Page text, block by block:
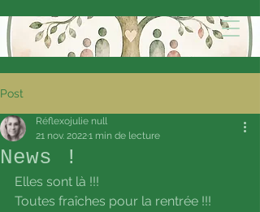
Post
News !
Réflexojulie null
21 nov. 20221 min de lecture
Elles sont là !!!
Toutes fraîches pour la rentrée !!!